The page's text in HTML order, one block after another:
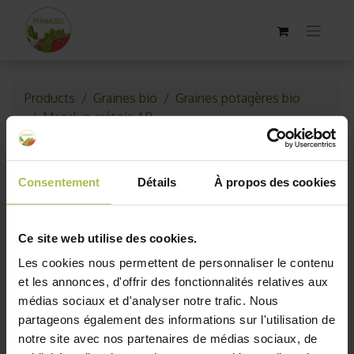
Consentement Détails À propos des cookies
Ce site web utilise des cookies.
Les cookies nous permettent de personnaliser le contenu
et les annonces, d'offrir des fonctionnalités relatives aux
médias sociaux et d'analyser notre trafic. Nous
partageons également des informations sur l'utilisation de
notre site avec nos partenaires de médias sociaux, de
Products Graines bio
Graines potagères bio
Mesclun crétois AB